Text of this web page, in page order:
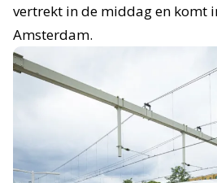
vertrekt in de middag en komt
Amsterdam.